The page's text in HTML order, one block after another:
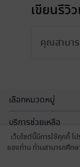
เขียนรีวิ
คุณสามา
รีวิวทั้งหมด
เว็บไซต์นี้มีการใช้คุกกี้
ของท่าน ท่านสามารถศึก